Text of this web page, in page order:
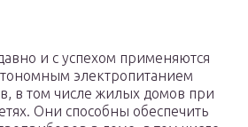
и с успехом применяются
электропитанием
в том числе жилых домов при
Они способны обеспечить